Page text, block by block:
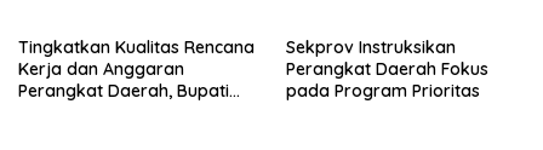
Tingkatkan Kualitas Rencana
Kerja dan Anggaran
Perangkat Daerah, Bupati
Sekprov Instruksikan
Perangkat Daerah Fokus
pada Program Prioritas